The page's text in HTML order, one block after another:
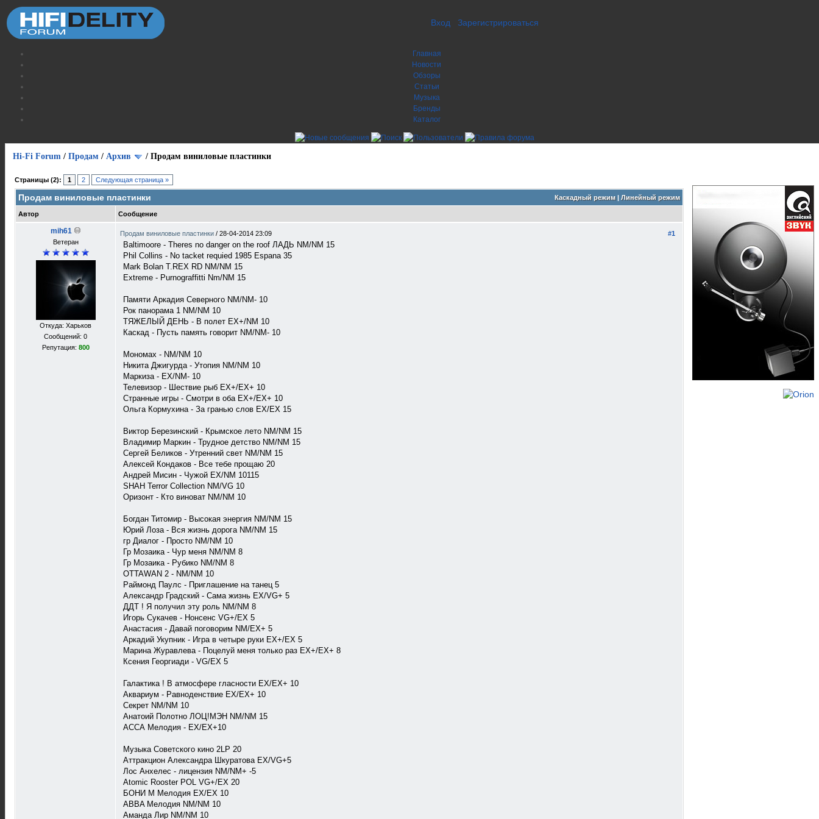
Вход Зарегистрироваться
Главная
Новости
Обзоры
Статьи
Музыка
Бренды
Каталог
Hi-Fi Forum / Продам / Архив / Продам виниловые пластинки
Страницы (2): 1 2 Следующая страница »
Каскадный режим| Линейный режим
Продам виниловые пластинки
Автор Сообщение
mih61
Ветеран
Откуда: Харьков
Сообщений: 0
Репутация: 800
#1
Продам виниловые пластинки / 28-04-2014 23:09
Baltimoore - Theres no danger on the roof ЛАДЬ NM/NM 15
Phil Collins - No tacket requied 1985 Espana 35
Mark Bolan T.REX RD NM/NM 15
Extreme - Purnograffitti Nm/NM 15
Памяти Аркадия Северного NM/NM- 10
Рок панорама 1 NM/NM 10
ТЯЖЕЛЫЙ ДЕНЬ - В полет EX+/NM 10
Каскад - Пусть память говорит NM/NM- 10
Мономах - NM/NM 10
Никита Джигурда - Утопия NM/NM 10
Маркиза - EX/NM- 10
Телевизор - Шествие рыб EX+/EX+ 10
Странные игры - Смотри в оба EX+/EX+ 10
Ольга Кормухина - За гранью слов EX/EX 15
Виктор Березинский - Крымское лето NM/NM 15
Владимир Маркин - Трудное детство NM/NM 15
Сергей Беликов - Утренний свет NM/NM 15
Алексей Кондаков - Все тебе прощаю 20
Андрей Мисин - Чужой EX/NM 10115
SHAH Terror Collection NM/VG 10
Оризонт - Кто виноват NM/NM 10
Богдан Титомир - Высокая энергия NM/NM 15
Юрий Лоза - Вся жизнь дорога NM/NM 15
гр Диалог - Просто NM/NM 10
Гр Мозаика - Чур меня NM/NM 8
Гр Мозаика - Рубико NM/NM 8
OTTAWAN 2 - NM/NM 10
Раймонд Паулс - Приглашение на танец 5
Александр Градский - Сама жизнь EX/VG+ 5
ДДТ ! Я получил эту роль NM/NM 8
Игорь Сукачев - Нонсенс VG+/EX 5
Анастасия - Давай поговорим NM/EX+ 5
Аркадий Укупник - Игра в четыре руки EX+/EX 5
Марина Журавлева - Поцелуй меня только раз EX+/EX+ 8
Ксения Георгиади - VG/EX 5
Галактика ! В атмосфере гласности EX/EX+ 10
Аквариум - Равноденствие EX/EX+ 10
Секрет NM/NM 10
Анатоий Полотно ЛОЦ!МЭН NM/NM 15
АССА Мелодия - EX/EX+10
Музыка Советского кино 2LP 20
Аттракцион Александра Шкуратова EX/VG+5
Лос Анхелес - лицензия NM/NM+ -5
Atomic Rooster POL VG+/EX 20
БОНИ М Мелодия EX/EX 10
ABBA Мелодия NM/NM 10
Аманда Лир NM/NM 10